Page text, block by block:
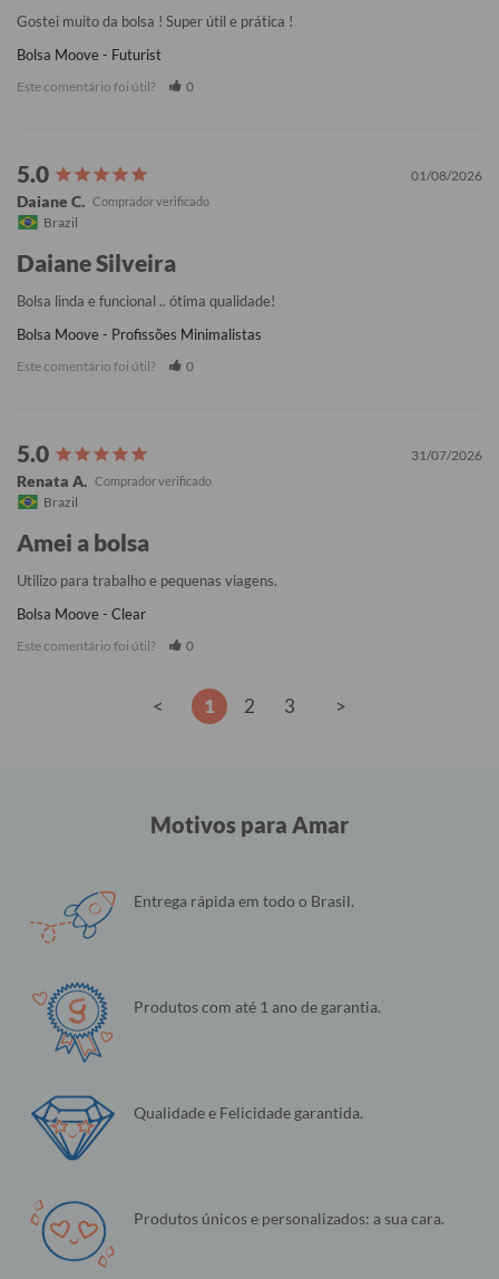
Gostei muito da bolsa ! Super útil e prática !
Bolsa Moove - Futurist
Este comentário foi útil? 0
01/08/2026
Daiane C.
Brazil
Daiane Silveira
Bolsa linda e funcional .. ótima qualidade!
Bolsa Moove - Profissões Minimalistas
Este comentário foi útil? 0
31/07/2026
Renata A.
Brazil
Amei a bolsa
Utilizo para trabalho e pequenas viagens.
Bolsa Moove - Clear
Este comentário foi útil? 0
< 1 2 3 >
Motivos para Amar
Entrega rápida em todo o Brasil.
Produtos com até 1 ano de garantia.
Qualidade e Felicidade garantida.
Produtos únicos e personalizados: a sua cara.